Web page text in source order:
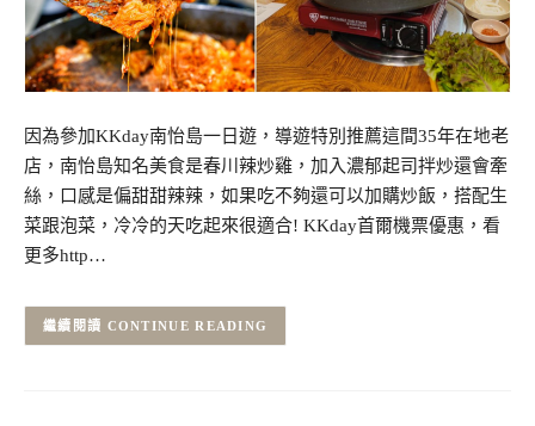
因為參加KKday南怡島一日遊，導遊特別推薦這間35年在地老
店，南怡島知名美食是春川辣炒雞，加入濃郁起司拌炒還會牽
絲，口感是偏甜甜辣辣，如果吃不夠還可以加購炒飯，搭配生
菜跟泡菜，冷冷的天吃起來很適合! KKday首爾機票優惠，看
更多http…
CONTINUE READING